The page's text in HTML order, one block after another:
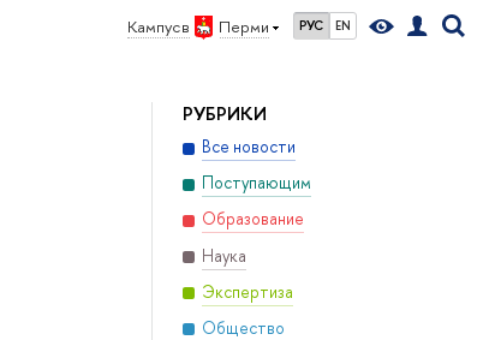
Кампус в Перми РУС EN
РУБРИКИ
Все новости
Поступающим
Образование
Наука
Экспертиза
Общество